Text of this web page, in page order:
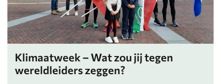
Klimaatweek – Wat zou jij tegen
wereldleiders zeggen?